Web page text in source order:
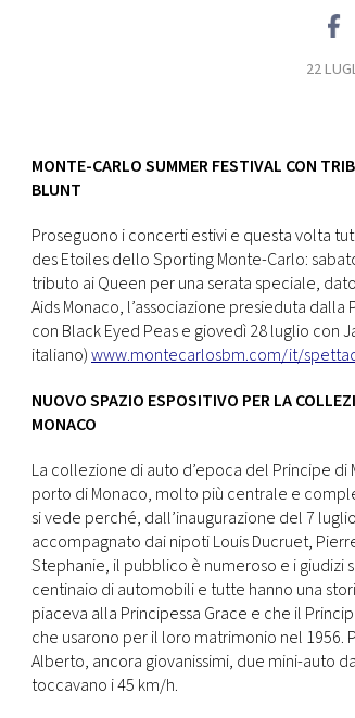
22
MONTE-CARLO SUMMER FESTIVAL CON
BLUNT
Proseguono i concerti estivi e questa volta
des Etoiles dello Sporting Monte-Carlo:
tributo ai Queen per una serata speciale,
Aids Monaco, l’associazione presieduta
con Black Eyed Peas e giovedì 28 luglio con
italiano)www.montecarlosbm.com/it/
NUOVO SPAZIO ESPOSITIVO PER LA
MONACO
La collezione di auto d’epoca del Principe di
porto di Monaco, molto più centrale e
si vede perché, dall’inaugurazione del 7
accompagnato dai nipoti Louis Ducruet,
Stephanie, il pubblico è numeroso e i giudizi
centinaio di automobili e tutte hanno una
piaceva alla Principessa Grace e che il
che usarono per il loro matrimonio nel 1956.
Alberto, ancora giovanissimi, due mini-auto
toccavano i 45 km/h.